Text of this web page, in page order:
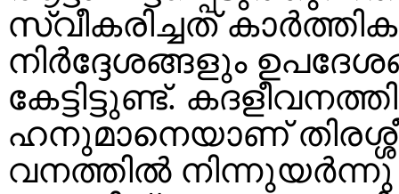
സ്വീകരിച്ചത്
നിർദ്ദേശങ്ങളും
കേട്ടിട്ടുണ്ട്.
ഹനുമാനെയാണ്
വനത്തിൽ